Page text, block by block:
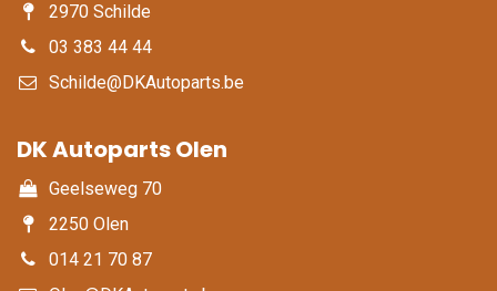
2970 Schilde
03 383 44 44
Schilde@DKAutoparts.be
DK Autoparts Olen​
Geelseweg 70
2250 Olen
014 21 70 87